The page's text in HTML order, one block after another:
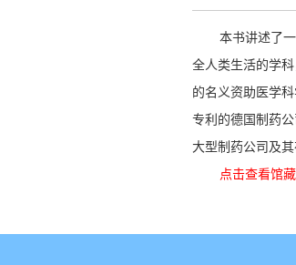
本书讲述了
全人类生活的学
的名义资助医学
专利的德国制药
大型制药公司及
点击查看馆